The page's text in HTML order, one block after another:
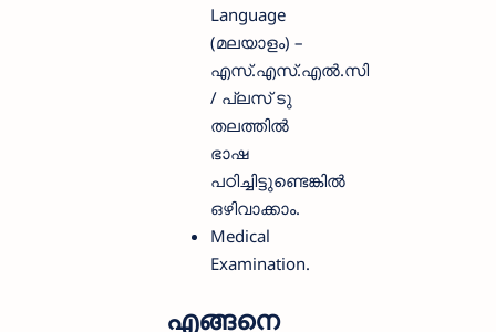
Language
(മലയാളം) –
എസ്.എസ്.എൽ.സി
/ പ്ലസ് ടു
തലത്തിൽ
ഭാഷ
പഠിച്ചിട്ടുണ്ടെങ്കിൽ
ഒഴിവാക്കാം.
Medical
Examination.
എങ്ങനെ